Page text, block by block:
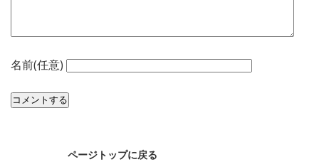
名前(任意)
ページトップに戻る